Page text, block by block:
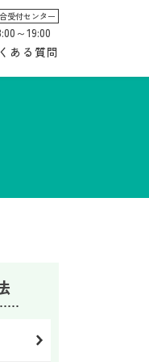
受付センター
～19:00
ある質問